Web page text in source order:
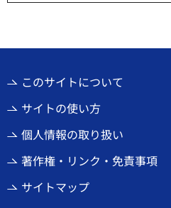
このサイトについて
サイトの使い方
個人情報の取り扱い
著作権・リンク・免責事項
サイトマップ